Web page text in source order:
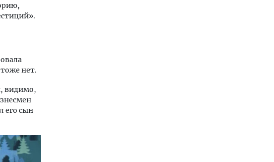
тоже нет.
видимо,
его сын